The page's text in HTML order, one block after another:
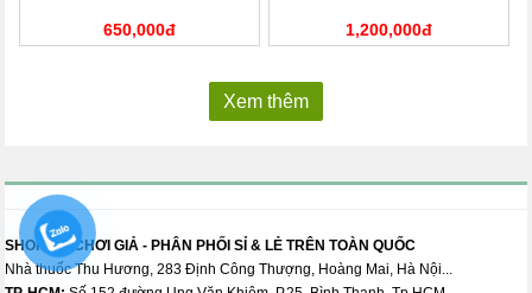
650,000đ 1,200,000đ
Xem thêm
SHOP ĐỒ CHƠI GIẢ - PHÂN PHỐI SỈ & LẺ TRÊN TOÀN QUỐC
Nhà thuốc Thu Hương, 283 Định Công Thượng, Hoàng Mai, Hà Nội...